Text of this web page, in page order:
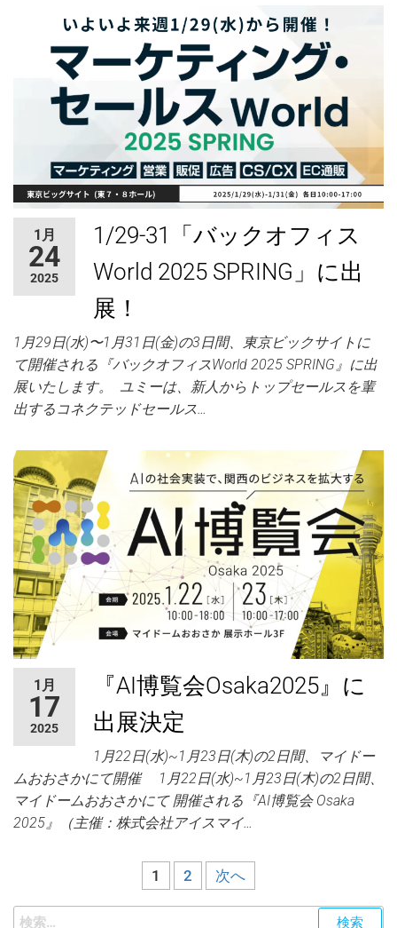
1月
24
2025
1/29-31「バックオフィス
World 2025 SPRING」に出
展！
1月29日(水)〜1月31日(金)の3日間、東京ビックサイトに
て開催される『バックオフィスWorld 2025 SPRING』に出
展いたします。 ユミーは、新人からトップセールスを輩
出するコネクテッドセールス…
1月
17
2025
『AI博覧会Osaka2025』に
出展決定
1月22日(水)~1月23日(木)の2日間、マイドー
ムおおさかにて開催 1月22日(水)~1月23日(木)の2日間、
マイドームおおさかにて 開催される『AI博覧会 Osaka
2025』（主催：株式会社アイスマイ…
1 2 次へ